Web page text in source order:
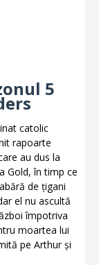
5
catolic
rapoarte
au dus la
Gold, în timp ce
de țigani
el nu ascultă
împotriva
moartea lui
pe Arthur și